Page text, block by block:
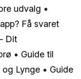
udvalg •
Få svaret
Dit
• Guide til
Lynge • Guide